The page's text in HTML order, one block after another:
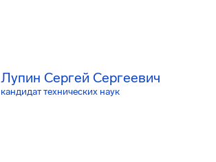
Лупин Сергей Сергеевич
кандидат технических наук